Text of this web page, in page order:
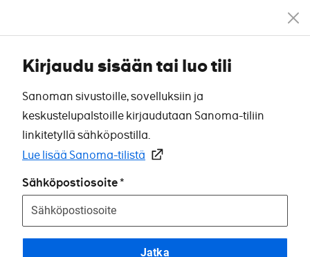
Kirjaudu sisään tai luo tili
Sanoman sivustoille, sovelluksiin ja
keskustelupalstoille kirjaudutaan Sanoma-tiliin
linkitetyllä sähköpostilla.
Lue lisää Sanoma-tilistä
Sähköpostiosoite
Jatka